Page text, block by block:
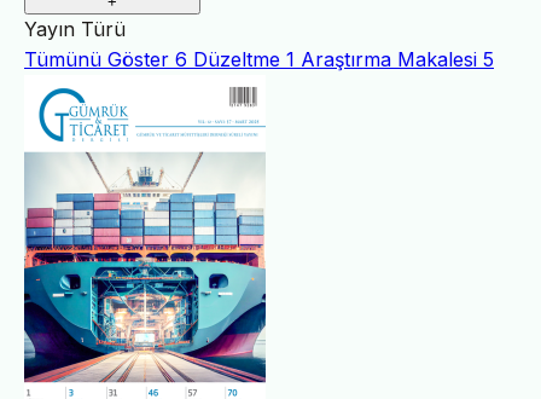
Yayın Türü
Tümünü Göster 6 Düzeltme 1 Araştırma Makalesi 5